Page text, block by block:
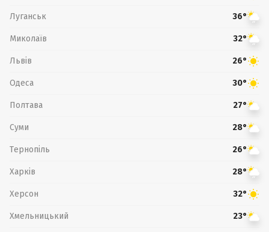
Луганськ 36°
Миколаїв 32°
Львів 26°
Одеса 30°
Полтава 27°
Суми 28°
Тернопіль 26°
Харків 28°
Херсон 32°
Хмельницький 23°